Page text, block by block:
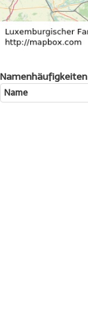
Namenhäufigkeiten
Name